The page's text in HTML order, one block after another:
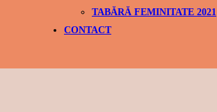
TABĂRĂ FEMINITATE 2021
CONTACT